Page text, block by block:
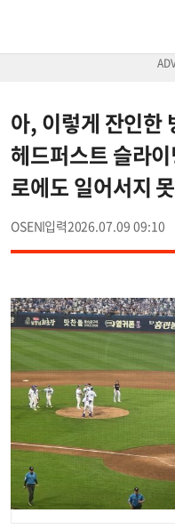
아, 이렇게 잔인
헤드퍼스트 슬라
로에도 일어서지
OSEN 2026.07.09 09:10